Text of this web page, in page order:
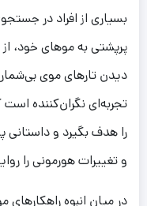
بسیاری از افراد در
پرپشتی به موهای خود،
دیدن تارهای موی
تجربه‌ای نگران‌کننده
را هدف بگیرد و
و تغییرات هورمونی را
در میان انبوه
43,200,000 تومان